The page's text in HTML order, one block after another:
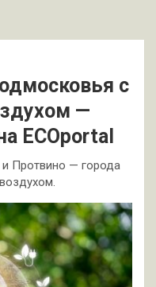
с
—
ECOportal
и Протвино — города